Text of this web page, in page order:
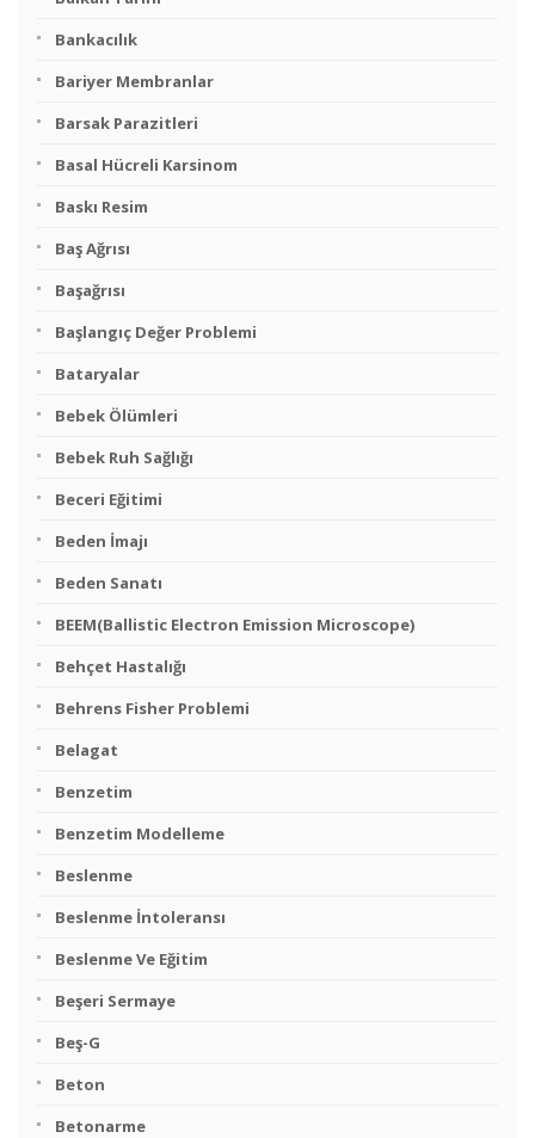
Bankacılık
Bariyer Membranlar
Barsak Parazitleri
Basal Hücreli Karsinom
Baskı Resim
Baş Ağrısı
Başağrısı
Başlangıç Değer Problemi
Bataryalar
Bebek Ölümleri
Bebek Ruh Sağlığı
Beceri Eğitimi
Beden İmajı
Beden Sanatı
BEEM(Ballistic Electron Emission Microscope)
Behçet Hastalığı
Behrens Fisher Problemi
Belagat
Benzetim
Benzetim Modelleme
Beslenme
Beslenme İntoleransı
Beslenme Ve Eğitim
Beşeri Sermaye
Beş-G
Beton
Betonarme